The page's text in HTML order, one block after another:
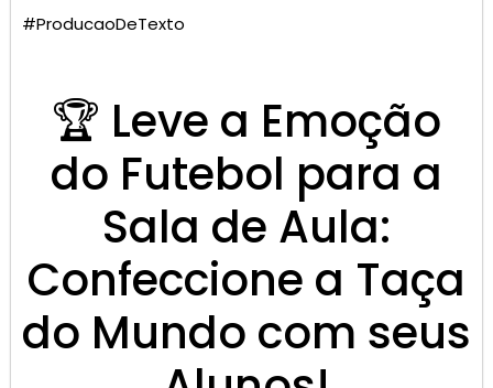
#ProducaoDeTexto
🏆 Leve a Emoção
do Futebol para a
Sala de Aula:
Confeccione a Taça
do Mundo com seus